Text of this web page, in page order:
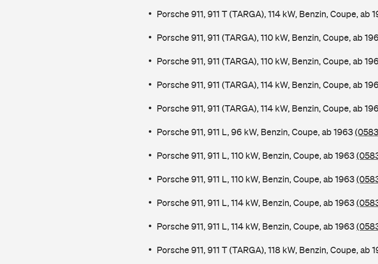
Porsche 911, 911 T (TARGA), 114 kW, Benzin, Coupe, ab
Porsche 911, 911 (TARGA), 110 kW, Benzin, Coupe, ab
Porsche 911, 911 (TARGA), 110 kW, Benzin, Coupe, ab
Porsche 911, 911 (TARGA), 114 kW, Benzin, Coupe, ab
Porsche 911, 911 (TARGA), 114 kW, Benzin, Coupe, ab
Porsche 911, 911 L, 96 kW, Benzin, Coupe, ab 1963
Porsche 911, 911 L, 110 kW, Benzin, Coupe, ab 1963
Porsche 911, 911 L, 110 kW, Benzin, Coupe, ab 1963
Porsche 911, 911 L, 114 kW, Benzin, Coupe, ab 1963
Porsche 911, 911 L, 114 kW, Benzin, Coupe, ab 1963
Porsche 911, 911 T (TARGA), 118 kW, Benzin, Coupe, ab